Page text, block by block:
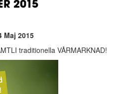
Maj 2015
traditionella VÅRMARKNAD!